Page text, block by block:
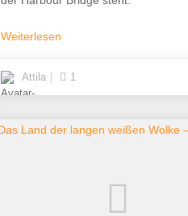
Weiterlesen
Attila 1